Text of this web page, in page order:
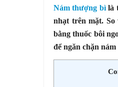
Nám thượng bìlà
nhạt trên mặt.
bằng thuốc bôi
để ngăn chặn